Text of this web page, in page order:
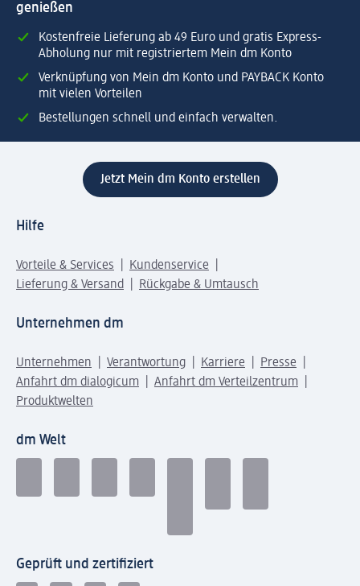
genießen
Kostenfreie Lieferung ab 49 Euro und gratis Express-
Abholung nur mit registriertem Mein dm Konto
Verknüpfung von Mein dm Konto und PAYBACK Konto
mit vielen Vorteilen
Bestellungen schnell und einfach verwalten.
Jetzt Mein dm Konto erstellen
Hilfe
Vorteile & Services
Kundenservice
Lieferung & Versand
Rückgabe & Umtausch
Unternehmen dm
Unternehmen Verantwortung Karriere
Presse
Anfahrt dm dialogicum
Anfahrt dm Verteilzentrum
Produktwelten
dm Welt
Geprüft und zertifiziert